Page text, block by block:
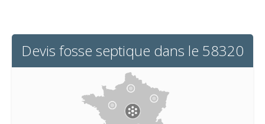
Devis fosse septique dans le 58320